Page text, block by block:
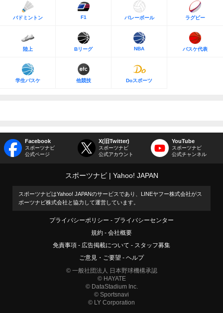
バドミントン F1 バレーボール ラグビー
陸上 Bリーグ NBA バスケ代表
学生バスケ 他競技 Doスポーツ
Facebook
スポーツナビ
公式ページ
X(旧Twitter)
スポーツナビ
公式アカウント
YouTube
スポーツナビ
公式チャンネル
スポーツナビ Yahoo! JAPAN
スポーツナビはYahoo! JAPANのサービスであり、LINEヤフー株式会社がス
ポーツナビ株式会社と協力して運営しています。
プライバシーポリシー
プライバシーセンター
規約
会社概要
免責事項
広告掲載について
スタッフ募集
ご意見・ご要望
ヘルプ
© 一般社団法人 日本野球機構承認
© HAYATE
© DataStadium Inc.
© Sportsnavi
© LY Corporation